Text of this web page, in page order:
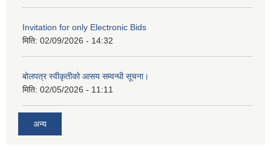
Invitation for only Electronic Bids
मिति: 02/09/2026 - 14:32
बोलपत्र स्वीकृतीको आसय सम्वन्धी सूचना।
मिति: 02/05/2026 - 11:11
अन्य